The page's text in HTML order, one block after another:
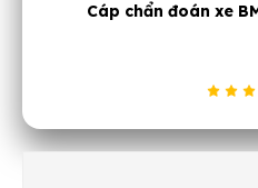
BMW Texa 3151/AP37